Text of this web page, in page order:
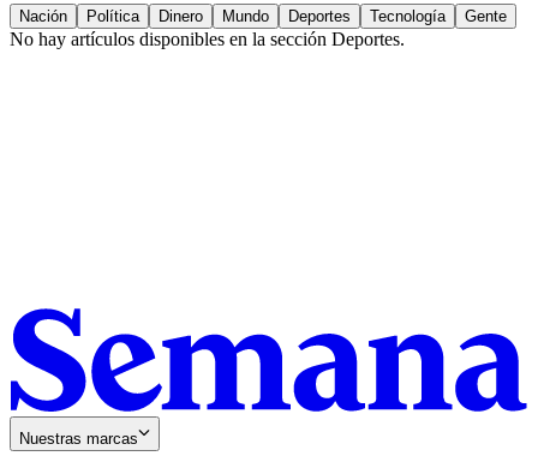
Nación Política Dinero Mundo Deportes Tecnología Gente
No hay artículos disponibles en la sección Deportes.
Nuestras marcas